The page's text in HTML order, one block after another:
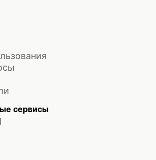
сервисы